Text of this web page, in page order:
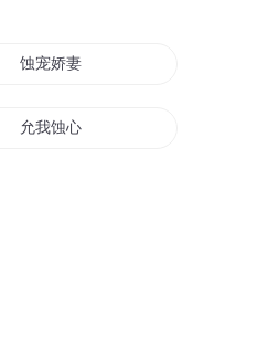
蚀宠娇妻
允我蚀心